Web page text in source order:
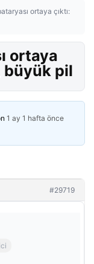
ortaya çıktı:
ortaya
büyük pil
1 ay 1 hafta önce
#29719